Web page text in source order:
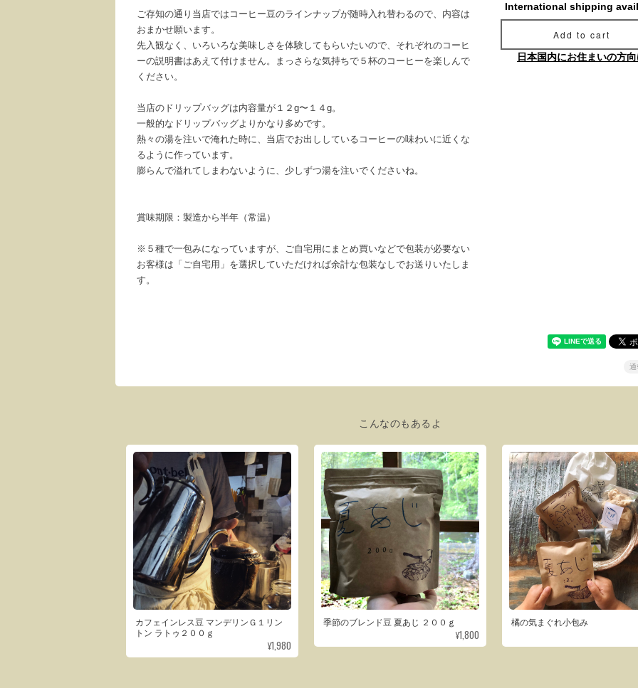
ご存知の通り当店ではコーヒー豆のラインナップが随時入れ替わるので、内容は
おまかせ願います。
先入観なく、いろいろな美味しさを体験してもらいたいので、それぞれのコーヒ
ーの説明書はあえて付けません。まっさらな気持ちで５杯のコーヒーを楽しんで
ください。
当店のドリップバッグは内容量が１２g〜１４g。
一般的なドリップバッグよりかなり多めです。
熱々の湯を注いで淹れた時に、当店でお出ししているコーヒーの味わいに近くな
るように作っています。
膨らんで溢れてしまわないように、少しずつ湯を注いでくださいね。
賞味期限：製造から半年（常温）
※５種で一包みになっていますが、ご自宅用にまとめ買いなどで包装が必要ない
お客様は「ご自宅用」を選択していただければ余計な包装なしでお送りいたしま
す。
International shipping
Add to cart
日本国内にお住まいの方
通
こんなのもあるよ
カフェインレス豆 マンデリンＧ１リン
トン ラトゥ２００ｇ
¥1,980
季節のブレンド豆 夏あじ ２００ｇ
¥1,800
橘の気まぐれ小包み